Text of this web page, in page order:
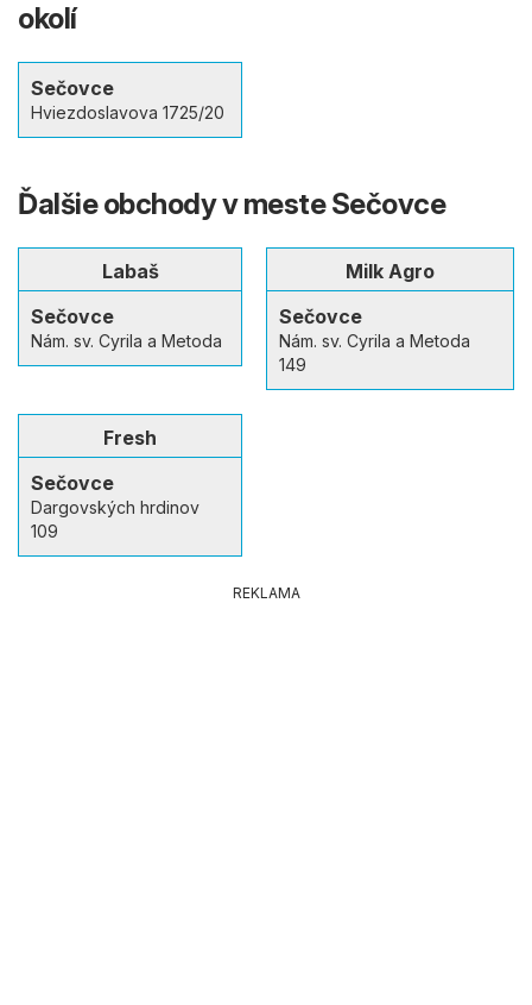
okolí
Sečovce
Hviezdoslavova 1725/20
Ďalšie obchody v meste Sečovce
Labaš
Sečovce
Nám. sv. Cyrila a Metoda
Milk Agro
Sečovce
Nám. sv. Cyrila a Metoda
149
Fresh
Sečovce
Dargovských hrdinov
109
REKLAMA